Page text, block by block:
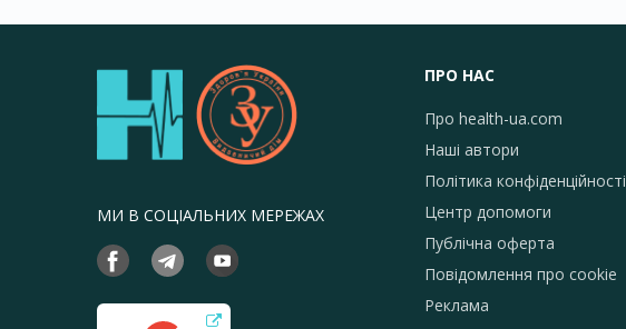
МИ В СОЦІАЛЬНИХ МЕРЕЖАХ
ПРО НАС
Про health-ua.com
Наші автори
Політика конфіденційності
Центр допомоги
Публічна оферта
Повідомлення про сookie
Реклама